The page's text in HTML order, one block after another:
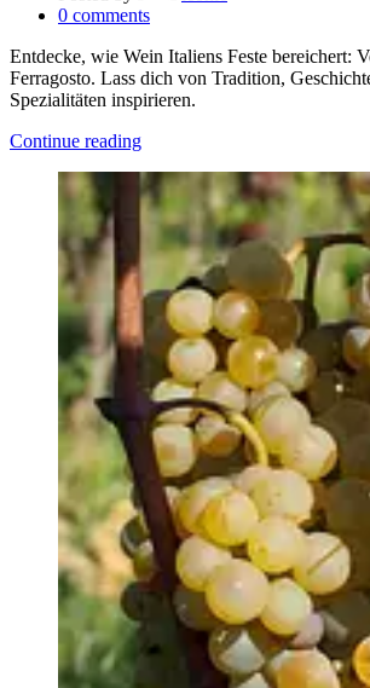
0 comments
Entdecke, wie Wein Italiens Feste bereichert:
Ferragosto. Lass dich von Tradition,
Spezialitäten inspirieren.
Continue reading